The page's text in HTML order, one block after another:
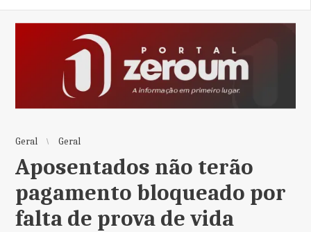
Geral Geral
Aposentados não terão
pagamento bloqueado por
falta de prova de vida